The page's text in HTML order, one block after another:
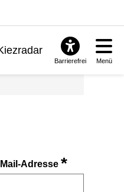
Barrierefrei Menü
Adresse*